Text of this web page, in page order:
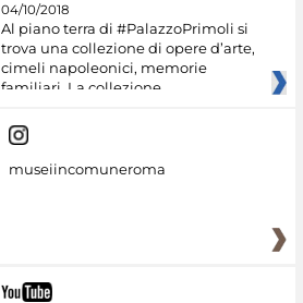
04/10/2018
Al piano terra di #PalazzoPrimoli si
trova una collezione di opere d’arte,
cimeli napoleonici, memorie
familiari. La collezione
museiincomuneroma